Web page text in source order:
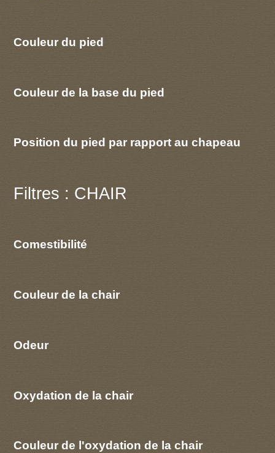
Couleur du pied
Couleur de la base du pied
Position du pied par rapport au chapeau
Filtres : CHAIR
Comestibilité
Couleur de la chair
Odeur
Oxydation de la chair
Couleur de l'oxydation de la chair